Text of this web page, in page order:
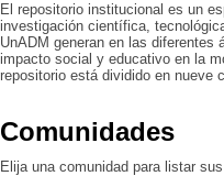
El repositorio institucional es un
investigación científica,
UnADM generan en las
impacto social y educativo en la
repositorio está dividido en nueve
Comunidades
Elija una comunidad para listar